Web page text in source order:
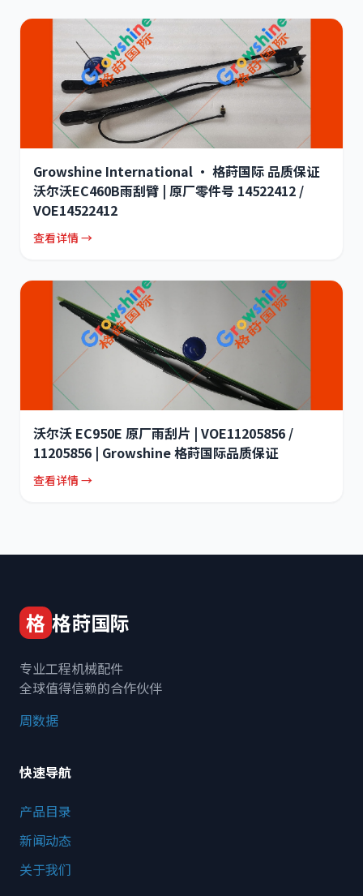
Growshine International · 格莳国际 品质保证
沃尔沃EC460B雨刮臂 | 原厂零件号 14522412 /
VOE14522412
查看详情 →
沃尔沃 EC950E 原厂雨刮片 | VOE11205856 /
11205856 | Growshine 格莳国际品质保证
查看详情 →
格 格莳国际
专业工程机械配件
全球值得信赖的合作伙伴
周数据
快速导航
产品目录
新闻动态
关于我们